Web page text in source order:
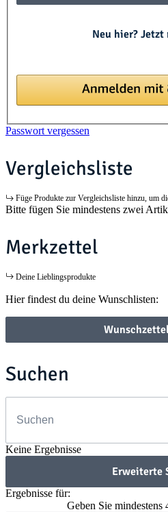
Neu hier?
Passwort vergessen
Vergleichsliste
Füge Produkte zur Vergleichsliste hinzu, um
Bitte fügen Sie mindestens zwei
Merkzettel
Deine Lieblingsprodukte
Hier findest du deine Wunschlisten:
Suchen
Keine Ergebnisse
Erweiterte
Ergebnisse für:
Geben Sie mindestens